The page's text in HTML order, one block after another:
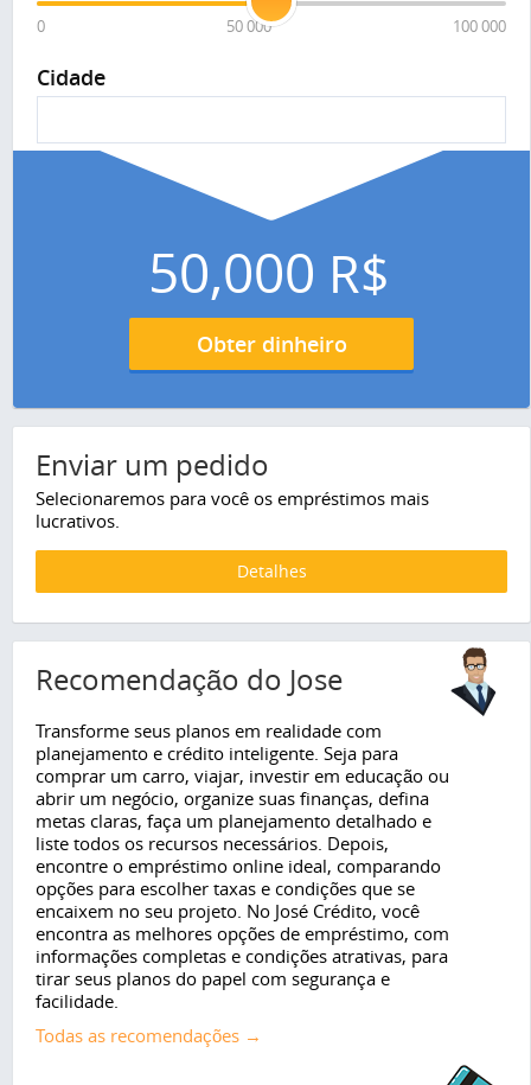
0 50 000 100 000
Cidade
50,000 R$
Obter dinheiro
Enviar um pedido
Selecionaremos para você os empréstimos mais
lucrativos.
Detalhes
Recomendação do Jose
Transforme seus planos em realidade com
planejamento e crédito inteligente. Seja para
comprar um carro, viajar, investir em educação ou
abrir um negócio, organize suas finanças, defina
metas claras, faça um planejamento detalhado e
liste todos os recursos necessários. Depois,
encontre o empréstimo online ideal, comparando
opções para escolher taxas e condições que se
encaixem no seu projeto. No José Crédito, você
encontra as melhores opções de empréstimo, com
informações completas e condições atrativas, para
tirar seus planos do papel com segurança e
facilidade.
Todas as recomendações →